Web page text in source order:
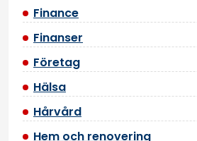
Finance
Finanser
Företag
Hälsa
Hårvård
Hem och renovering